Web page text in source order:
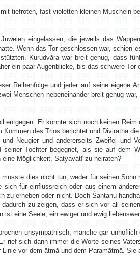
tiefroten, fast violetten kleinen Muscheln
eingelassen, die jeweils das
Wenn das Tor geschlossen war, schien
Kurudvāra war breit genug, dass
ein paar Augenblicke, bis das schwere Tor
Reihenfolge und jeder auf seine eigene
Menschen nebeneinander breit genug
entgegen. Er konnte sich noch keinen
des Trios berichtet und Diviratha
Neugier und andererseits Zweifel und
Tochter begegnet, als sie auf dem
eine Möglichkeit, Satyavatī zu heiraten?
dies nicht tun, weder für seinen
für einflussreich oder aus einem
zu erheben oder nicht. Doch Śantanu
zu zeigen, dass er sich vor all
eine Seele, ein ewiger und ewig
unsympathisch, manche gar
rief sich dann immer die Worte seines
vor dem ātmā und dem Paramātmā.